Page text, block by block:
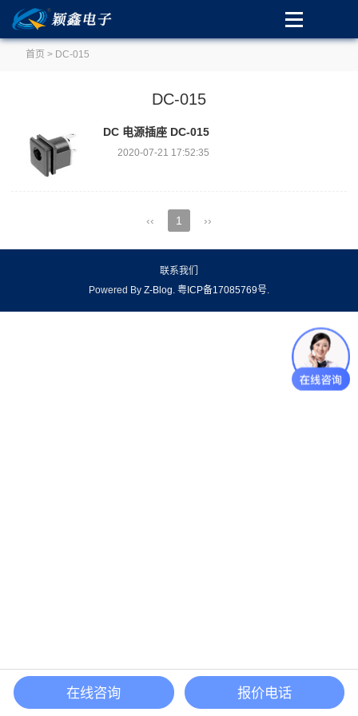
首页 > DC-015
DC-015
DC 电源插座 DC-015
2020-07-21 17:52:35
‹‹ 1 ››
联系我们
Powered By Z-Blog. 粤ICP备17085769号.
在线咨询 报价电话